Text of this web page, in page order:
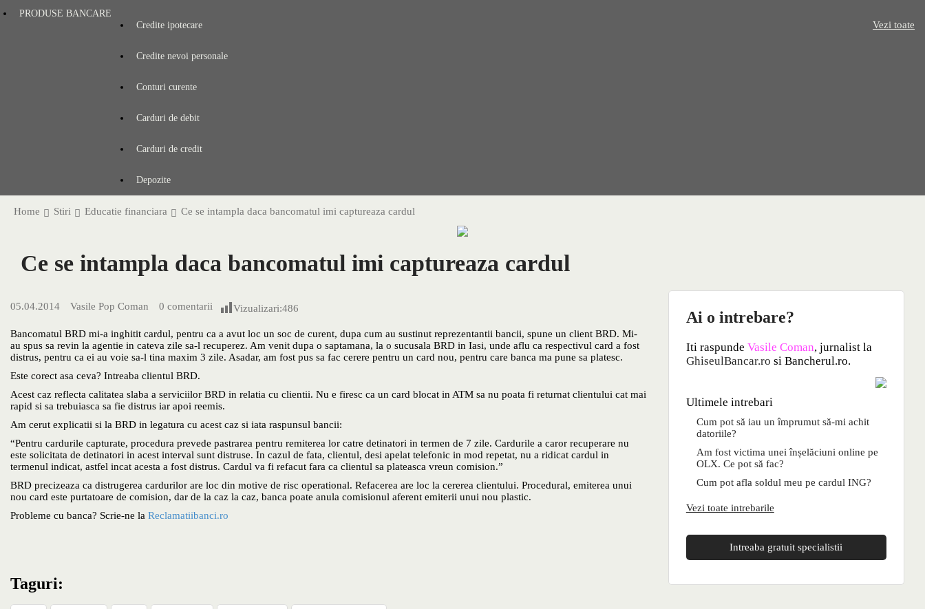
PRODUSE BANCARE
Credite ipotecare
Credite nevoi personale
Conturi curente
Carduri de debit
Carduri de credit
Depozite
Vezi toate
Home Stiri Educatie financiara Ce se intampla daca bancomatul imi captureaza cardul
Ce se intampla daca bancomatul imi captureaza cardul
05.04.2014 Vasile Pop Coman 0 comentarii Vizualizari:486
Bancomatul BRD mi-a inghitit cardul, pentru ca a avut loc un soc de curent, dupa cum au sustinut reprezentantii bancii, spune un client BRD. Mi-
au spus sa revin la agentie in cateva zile sa-l recuperez. Am venit dupa o saptamana, la o sucusala BRD in Iasi, unde aflu ca respectivul card a fost
distrus, pentru ca ei au voie sa-l tina maxim 3 zile. Asadar, am fost pus sa fac cerere pentru un card nou, pentru care banca ma pune sa platesc.
Este corect asa ceva? Intreaba clientul BRD.
Acest caz reflecta calitatea slaba a serviciilor BRD in relatia cu clientii. Nu e firesc ca un card blocat in ATM sa nu poata fi returnat clientului cat mai
rapid si sa trebuiasca sa fie distrus iar apoi reemis.
Am cerut explicatii si la BRD in legatura cu acest caz si iata raspunsul bancii:
“Pentru cardurile capturate, procedura prevede pastrarea pentru remiterea lor catre detinatori in termen de 7 zile. Cardurile a caror recuperare nu
este solicitata de detinatori in acest interval sunt distruse. In cazul de fata, clientul, desi apelat telefonic in mod repetat, nu a ridicat cardul in
termenul indicat, astfel incat acesta a fost distrus. Cardul va fi refacut fara ca clientul sa plateasca vreun comision.”
BRD precizeaza ca distrugerea cardurilor are loc din motive de risc operational. Refacerea are loc la cererea clientului. Procedural, emiterea unui
nou card este purtatoare de comision, dar de la caz la caz, banca poate anula comisionul aferent emiterii unui nou plastic.
Probleme cu banca? Scrie-ne la Reclamatiibanci.ro
Taguri:
Ai o intrebare?
Iti raspunde Vasile Coman, jurnalist la
GhiseulBancar.ro si Bancherul.ro.
Ultimele intrebari
Cum pot să iau un împrumut să-mi achit
datoriile?
Am fost victima unei înșelăciuni online pe
OLX. Ce pot să fac?
Cum pot afla soldul meu pe cardul ING?
Vezi toate intrebarile
Intreaba gratuit specialistii